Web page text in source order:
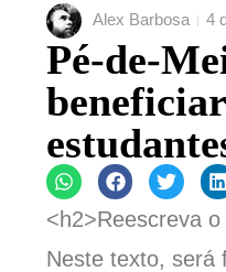
Alex Barbosa 4
Pé-de-
<h2>Reescreva
Neste texto, será